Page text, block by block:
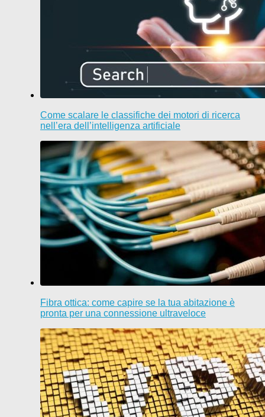
Come scalare le classifiche dei motori di ricerca
nell’era dell’intelligenza artificiale
Fibra ottica: come capire se la tua abitazione è
pronta per una connessione ultraveloce